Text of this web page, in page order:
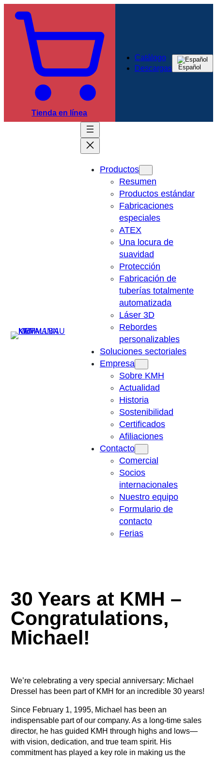
Tienda en línea
Catálogo
Descargas
Español
Productos
Resumen
Productos estándar
Fabricaciones
especiales
ATEX
Una locura de
suavidad
Protección
Fabricación de
tuberías totalmente
automatizada
Láser 3D
Rebordes
personalizables
Soluciones sectoriales
Empresa
Sobre KMH
Actualidad
Historia
Sostenibilidad
Certificados
Afiliaciones
Contacto
Comercial
Socios
internacionales
Nuestro equipo
Formulario de
contacto
Ferias
30 Years at KMH –
Congratulations,
Michael!
We’re celebrating a very special anniversary: Michael
Dressel has been part of KMH for an incredible 30 years!
Since February 1, 1995, Michael has been an
indispensable part of our company. As a long-time sales
director, he has guided KMH through highs and lows—
with vision, dedication, and true team spirit. His
commitment has played a key role in making us the